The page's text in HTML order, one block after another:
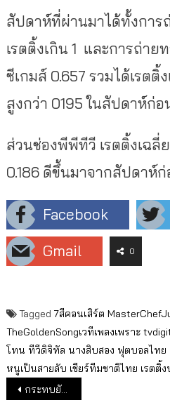
สัปดาห์ที่ผ่านมาได้ทั้งการ
เรตติ้งเกิน 1 และการถ่า
ซีเกมส์ 0.657 รวมได้เรตติ้
สูงกว่า 0195 ในสัปดาห์ก่
ส่วนช่องพีพีทีวี เรตติ้งเฉ
0.186 ดีขึ้นมาจากสัปดาห์ก่
Facebook
Gmail
0
Tagged 7สีคอนเสิร์ต
TheGoldenSongเวทีเพลงเพราะ
โทน ทีวีดิจิทัล นางสิบสอง ฟุตบอลไทย
หนูเป็นสายลับ เชียร์ทีมชาติไทย เรตติ้
แนะแนวเรื่อง
กระทบยันออนไลน์ ยอดวิวสด AIS Play ต.ค.62 ช่อง 3 ลดฮวบ